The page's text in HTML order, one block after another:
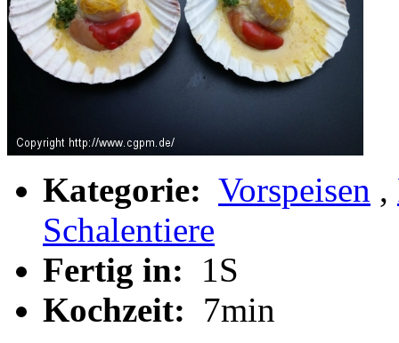
Kategorie: Vorspeisen ,
Schalentiere
Fertig in:
1S
Kochzeit: 7min